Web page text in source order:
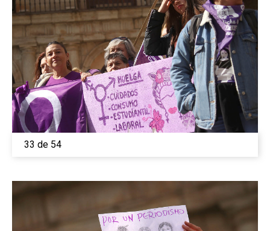
33 de 54